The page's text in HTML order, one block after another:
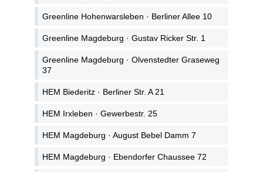
Greenline Hohenwarsleben · Berliner Allee 10
Greenline Magdeburg · Gustav Ricker Str. 1
Greenline Magdeburg · Olvenstedter Graseweg
37
HEM Biederitz · Berliner Str. A 21
HEM Irxleben · Gewerbestr. 25
HEM Magdeburg · August Bebel Damm 7
HEM Magdeburg · Ebendorfer Chaussee 72